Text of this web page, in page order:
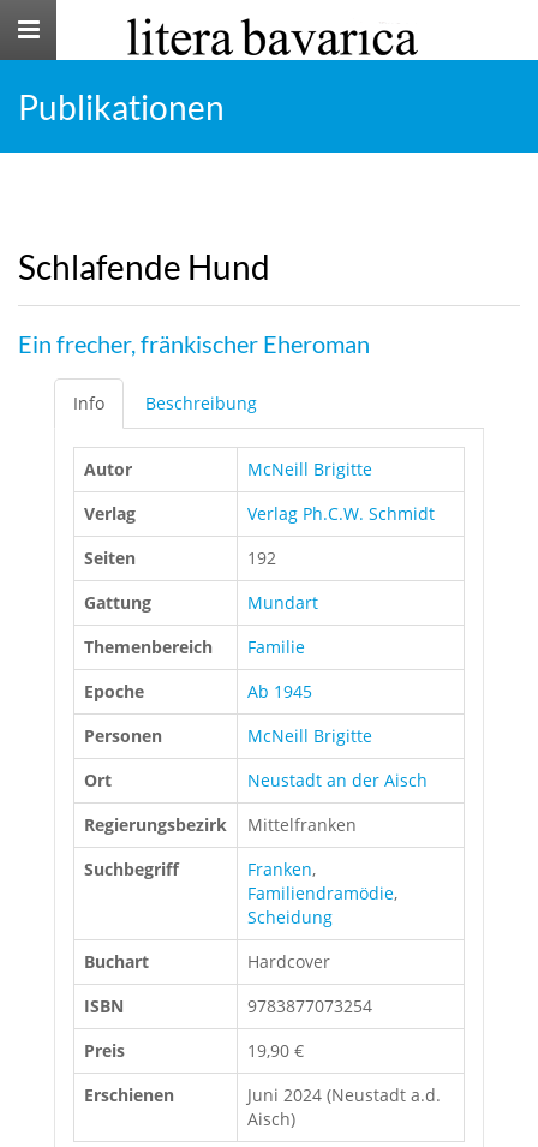
Toggle
Publikationen
Schlafende Hund
Ein frecher, fränkischer Eheroman
Info Beschreibung
Autor
McNeill Brigitte
Verlag
Verlag Ph.C.W. Schmidt
Seiten
192
Gattung
Mundart
Themenbereich
Familie
Epoche
Ab 1945
Personen
McNeill Brigitte
Ort
Neustadt an der Aisch
Regierungsbezirk
Mittelfranken
Suchbegriff
Franken,
Familiendramödie,
Scheidung
Buchart
Hardcover
ISBN
9783877073254
Preis
19,90 €
Erschienen
Juni 2024 (Neustadt a.d.
Aisch)